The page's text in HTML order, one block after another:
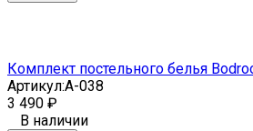
Комплект постельного белья
Артикул:A-038
3 490 ₽
В наличии